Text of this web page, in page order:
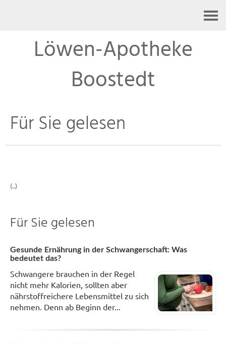
Löwen-Apotheke
Boostedt
Für Sie gelesen
(..)
Für Sie gelesen
Gesunde Ernährung in der Schwangerschaft: Was
bedeutet das?
Schwangere brauchen in der Regel
nicht mehr Kalorien, sollten aber
nährstoffreichere Lebensmittel zu sich
nehmen. Denn ab Beginn der...